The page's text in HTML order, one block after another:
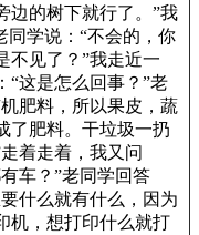
边的树下就行了。”我
同学说：“不会的，你
不见了？”我走近一
“这是怎么回事？”老
肥料，所以果皮，蔬
了肥料。干垃圾一扔
着走着，我又问
车？”老同学回答
什么就有什么，因为
机，想打印什么就打